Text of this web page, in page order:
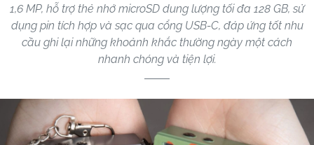
1,6 MP, hỗ trợ thẻ nhớ microSD dung lượng tối đa 128 GB, sử
dụng pin tích hợp và sạc qua cổng USB-C, đáp ứng tốt nhu
cầu ghi lại những khoảnh khắc thường ngày một cách
nhanh chóng và tiện lợi.